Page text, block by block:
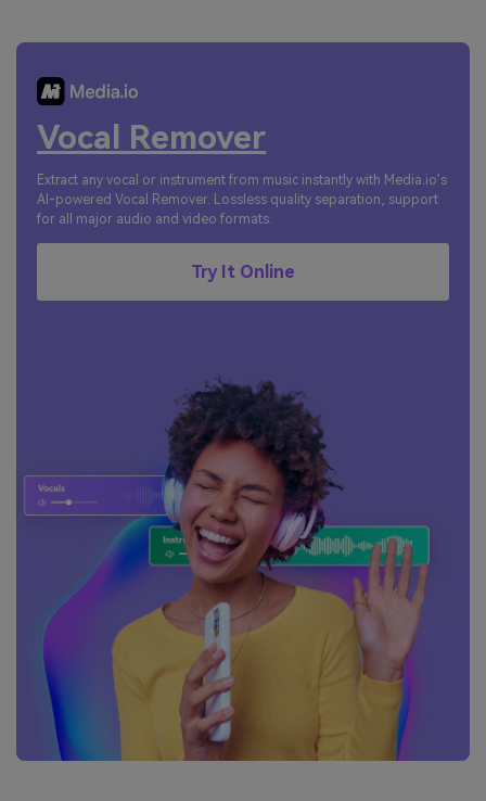
Vocal Remover
Extract any vocal or instrument from music instantly with Media.io’s
AI-powered Vocal Remover. Lossless quality separation, support
for all major audio and video formats.
Try It Online